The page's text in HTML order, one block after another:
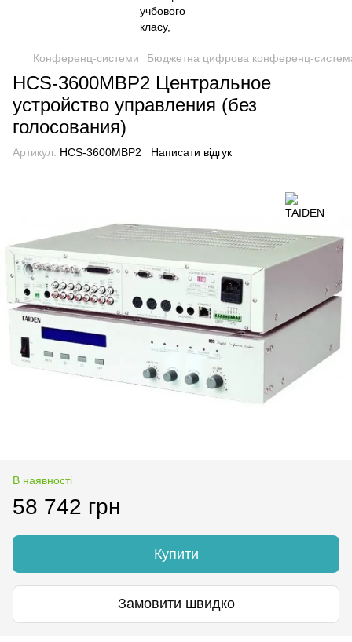
Конференц-системи Бюджетна цифрова конференц-
HCS-3600MBP2 Центральное
устройство управления (без
голосования)
Артикул: HCS-3600MBP2 Написати відгук
В наявності
58 742 грн
Купити
Замовити швидко